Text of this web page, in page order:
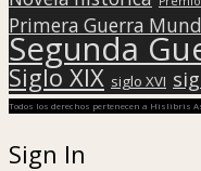
Primera Guerra
Segunda
Siglo XIX siglo XVI
Todos los derechos pertenecen a Hislibris
Sign In